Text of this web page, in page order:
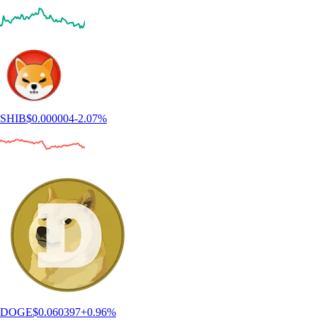
SHIB$0.000004-2.07%
DOGE$0.060397+0.96%